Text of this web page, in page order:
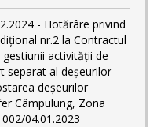
- Hotărâre privind
nr.2 la Contractul
activității de
separat al deşeurilor
deșeurilor
Câmpulung, Zona
04.01.2023